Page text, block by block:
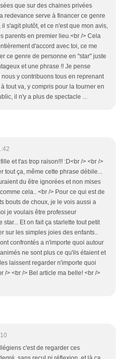
que sur des chaines privées
redevance serve à financer ce genre
s'agit plutôt, et ce n'est que mon avis,
parents en premier lieu.<br /> Cela
d'accord avec toi, ce me
ce genre de personne en "star" juste
et une phrase !! Je pense
y contribuons tous en reprenant
tout va, y compris pour la tourner en
il n'y a plus de spectacle ...
et t'as trop raison!!! :D<br /> <br />
tout ça, même cette phrase débile...
du être ignorées et non mises
cela.. <br /> Pour ce qui est de
bouts de choux, je le vois aussi a
je voulais être professeur
star... Et on fait ça starlette tout petit
sur les simples joies des enfants..
confrontés a n'importe quoi autour
ne sont plus ce qu'ils étaient et
laissent regarder n'importe quoi
/> <br /> Bel article ma belle! <br />
c'est de regarder ces